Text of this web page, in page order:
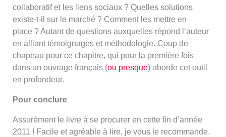
collaboratif et les liens sociaux ? Quelles solutions
existe-t-il sur le marché ? Comment les mettre en
place ? Autant de questions auxquelles répond l’auteur
en alliant témoignages et méthodologie. Coup de
chapeau pour ce chapitre, qui pour la première fois
dans un ouvrage français (ou presque) aborde cet outil
en profondeur.
Pour conclure
Assurément le livre à se procurer en cette fin d’année
2011 ! Facile et agréable à lire, je vous le recommande.